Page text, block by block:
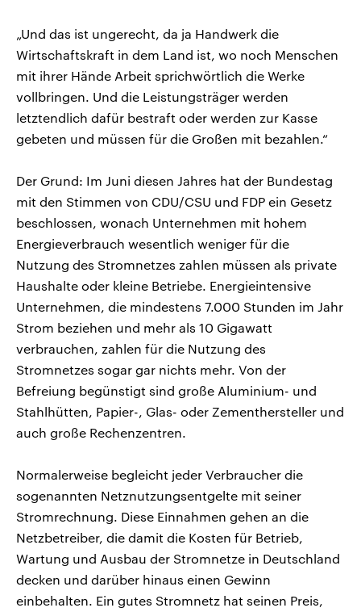
„Und das ist ungerecht, da ja Handwerk die
Wirtschaftskraft in dem Land ist, wo noch Menschen
mit ihrer Hände Arbeit sprichwörtlich die Werke
vollbringen. Und die Leistungsträger werden
letztendlich dafür bestraft oder werden zur Kasse
gebeten und müssen für die Großen mit bezahlen.“
Der Grund: Im Juni diesen Jahres hat der Bundestag
mit den Stimmen von CDU/CSU und FDP ein Gesetz
beschlossen, wonach Unternehmen mit hohem
Energieverbrauch wesentlich weniger für die
Nutzung des Stromnetzes zahlen müssen als private
Haushalte oder kleine Betriebe. Energieintensive
Unternehmen, die mindestens 7.000 Stunden im Jahr
Strom beziehen und mehr als 10 Gigawatt
verbrauchen, zahlen für die Nutzung des
Stromnetzes sogar gar nichts mehr. Von der
Befreiung begünstigt sind große Aluminium- und
Stahlhütten, Papier-, Glas- oder Zementhersteller und
auch große Rechenzentren.
Normalerweise begleicht jeder Verbraucher die
sogenannten Netznutzungsentgelte mit seiner
Stromrechnung. Diese Einnahmen gehen an die
Netzbetreiber, die damit die Kosten für Betrieb,
Wartung und Ausbau der Stromnetze in Deutschland
decken und darüber hinaus einen Gewinn
einbehalten. Ein gutes Stromnetz hat seinen Preis,